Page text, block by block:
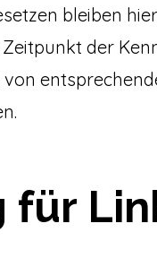
bleiben
der
für